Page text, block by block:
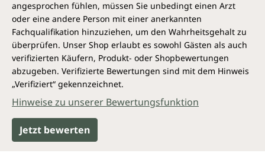
angesprochen fühlen, müssen Sie unbedingt einen Arzt
oder eine andere Person mit einer anerkannten
Fachqualifikation hinzuziehen, um den Wahrheitsgehalt zu
überprüfen. Unser Shop erlaubt es sowohl Gästen als auch
verifizierten Käufern, Produkt- oder Shopbewertungen
abzugeben. Verifizierte Bewertungen sind mit dem Hinweis
„Verifiziert“ gekennzeichnet.
Hinweise zu unserer Bewertungsfunktion
Jetzt bewerten